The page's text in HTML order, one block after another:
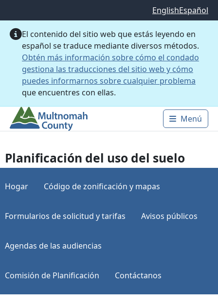
EnglishEspañol
El contenido del sitio web que estás leyendo en
español se traduce mediante diversos métodos.
Obtén más información sobre cómo el condado
gestiona las traducciones del sitio web y cómo
puedes informarnos sobre cualquier problema
que encuentres con ellas.
Main
Menú
Planificación del uso del suelo
Hogar Código de zonificación y mapas
Formularios de solicitud y tarifas Avisos públicos
Agendas de las audiencias
Comisión de Planificación Contáctanos